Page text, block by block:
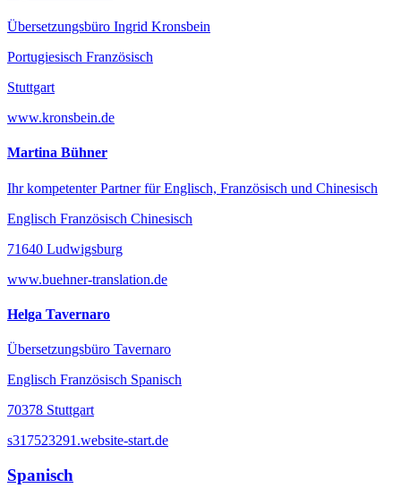
Übersetzungsbüro Ingrid Kronsbein
Portugiesisch Französisch
Stuttgart
www.kronsbein.de
Martina Bühner
Ihr kompetenter Partner für Englisch, Französisch und Chinesisch
Englisch Französisch Chinesisch
71640 Ludwigsburg
www.buehner-translation.de
Helga Tavernaro
Übersetzungsbüro Tavernaro
Englisch Französisch Spanisch
70378 Stuttgart
s317523291.website-start.de
Spanisch